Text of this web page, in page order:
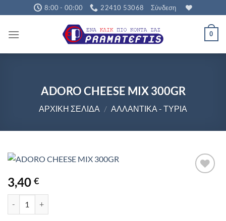
Μετάβαση
στο
περιεχόμενο
8:00 - 00:00 22410 53068 Σύνδεση
0
ADORO CHEESE MIX 300GR
ΑΡΧΙΚΉ ΣΕΛΊΔΑ / ΑΛΛΑΝΤΙΚΆ - ΤΥΡΙΆ
3,40 €